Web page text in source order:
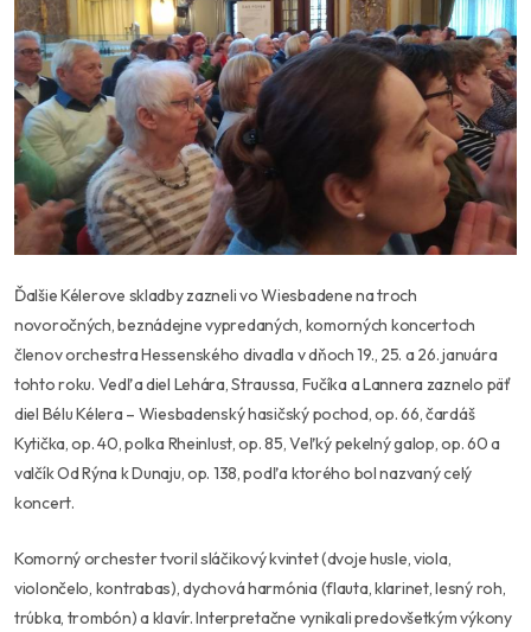
Ďalšie Kélerove skladby zazneli vo Wiesbadene na troch
novoročných, beznádejne vypredaných, komorných koncertoch
členov orchestra Hessenského divadla v dňoch 19., 25. a 26. januára
tohto roku. Vedľa diel Lehára, Straussa, Fučíka a Lannera zaznelo päť
diel Bélu Kélera – Wiesbadenský hasičský pochod, op. 66, čardáš
Kytička, op. 40, polka Rheinlust, op. 85, Veľký pekelný galop, op. 60 a
valčík Od Rýna k Dunaju, op. 138, podľa ktorého bol nazvaný celý
koncert.
Komorný orchester tvoril sláčikový kvintet (dvoje husle, viola,
violončelo, kontrabas), dychová harmónia (flauta, klarinet, lesný roh,
trúbka, trombón) a klavír. Interpretačne vynikali predovšetkým výkony